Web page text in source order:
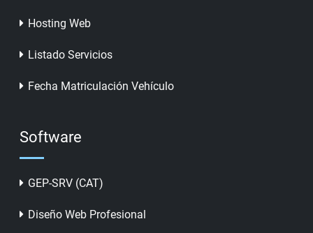
Hosting Web
Listado Servicios
Fecha Matriculación Vehículo
Software
GEP-SRV (CAT)
Diseño Web Profesional